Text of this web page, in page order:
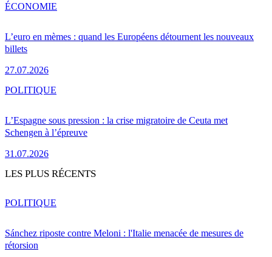
L’euro en mèmes : quand les Européens détournent les nouveaux
billets
27.07.2026
ÉCONOMIE
L’Espagne sous pression : la crise migratoire de Ceuta met
Schengen à l’épreuve
31.07.2026
POLITIQUE
LES PLUS RÉCENTS
Sánchez riposte contre Meloni : l'Italie menacée de mesures de
rétorsion
POLITIQUE